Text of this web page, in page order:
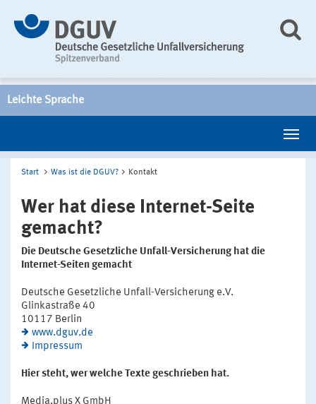
Leichte Sprache
Start Was ist die DGUV? Kontakt
Wer hat diese Internet-Seite
gemacht?
Die Deutsche Gesetzliche Unfall-Versicherung hat die
Internet-Seiten gemacht
Deutsche Gesetzliche Unfall-Versicherung e.V.
Glinkastraße 40
10117 Berlin
www.dguv.de
Impressum
Hier steht, wer welche Texte geschrieben hat.
Media.plus X GmbH